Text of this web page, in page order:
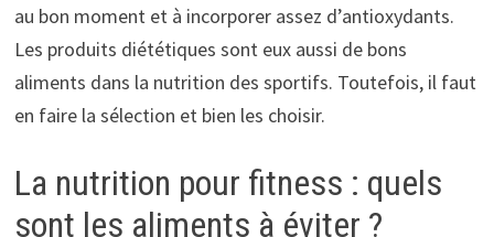
au bon moment et à incorporer assez d’antioxydants.
Les produits diététiques sont eux aussi de bons
aliments dans la nutrition des sportifs. Toutefois, il faut
en faire la sélection et bien les choisir.
La nutrition pour fitness : quels
sont les aliments à éviter ?